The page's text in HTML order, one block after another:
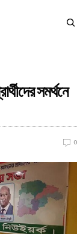
সমর্থনে
0